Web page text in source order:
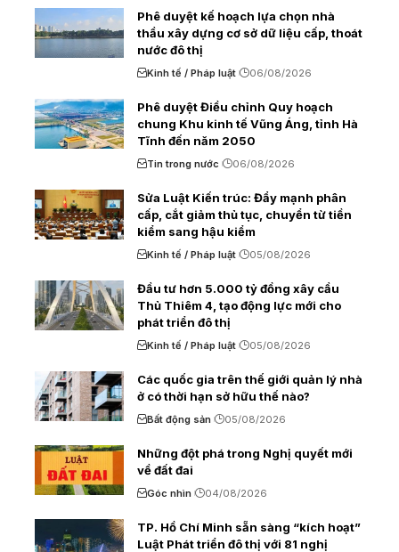
Phê duyệt kế hoạch lựa chọn nhà
thầu xây dựng cơ sở dữ liệu cấp, thoát
nước đô thị
Kinh tế / Pháp luật 06/08/2026
Phê duyệt Điều chỉnh Quy hoạch
chung Khu kinh tế Vũng Áng, tỉnh Hà
Tĩnh đến năm 2050
Tin trong nước 06/08/2026
Sửa Luật Kiến trúc: Đẩy mạnh phân
cấp, cắt giảm thủ tục, chuyển từ tiền
kiểm sang hậu kiểm
Kinh tế / Pháp luật 05/08/2026
Đầu tư hơn 5.000 tỷ đồng xây cầu
Thủ Thiêm 4, tạo động lực mới cho
phát triển đô thị
Kinh tế / Pháp luật 05/08/2026
Các quốc gia trên thế giới quản lý nhà
ở có thời hạn sở hữu thế nào?
Bất động sản 05/08/2026
Những đột phá trong Nghị quyết mới
về đất đai
Góc nhìn 04/08/2026
TP. Hồ Chí Minh sẵn sàng “kích hoạt”
Luật Phát triển đô thị với 81 nghị